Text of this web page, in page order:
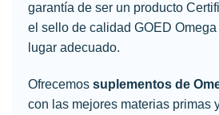
garantía de ser un producto
el sello de calidad GOED Omega
lugar adecuado.
Ofrecemos suplementos de
con las mejores materias primas